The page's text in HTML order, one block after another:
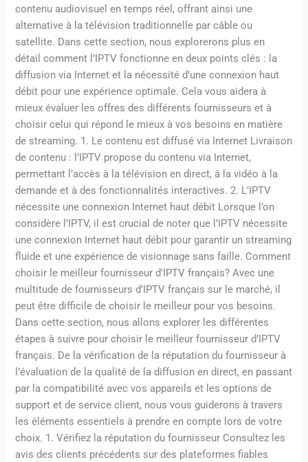
contenu audiovisuel en temps réel, offrant ainsi une
alternative à la télévision traditionnelle par câble ou
satellite. Dans cette section, nous explorerons plus en
détail comment l’IPTV fonctionne en deux points clés : la
diffusion via Internet et la nécessité d’une connexion haut
débit pour une expérience optimale. Cela vous aidera à
mieux évaluer les offres des différents fournisseurs et à
choisir celui qui répond le mieux à vos besoins en matière
de streaming. 1. Le contenu est diffusé via Internet Livraison
de contenu : l’IPTV propose du contenu via Internet,
permettant l’accès à la télévision en direct, à la vidéo à la
demande et à des fonctionnalités interactives. 2. L’IPTV
nécessite une connexion Internet haut débit Lorsque l’on
considère l’IPTV, il est crucial de noter que l’IPTV nécessite
une connexion Internet haut débit pour garantir un streaming
fluide et une expérience de visionnage sans faille. Comment
choisir le meilleur fournisseur d’IPTV français? Avec une
multitude de fournisseurs d’IPTV français sur le marché, il
peut être difficile de choisir le meilleur pour vos besoins.
Dans cette section, nous allons explorer les différentes
étapes à suivre pour choisir le meilleur fournisseur d’IPTV
français. De la vérification de la réputation du fournisseur à
l’évaluation de la qualité de la diffusion en direct, en passant
par la compatibilité avec vos appareils et les options de
support et de service client, nous vous guiderons à travers
les éléments essentiels à prendre en compte lors de votre
choix. 1. Vérifiez la réputation du fournisseur Consultez les
avis des clients précédents sur des plateformes fiables